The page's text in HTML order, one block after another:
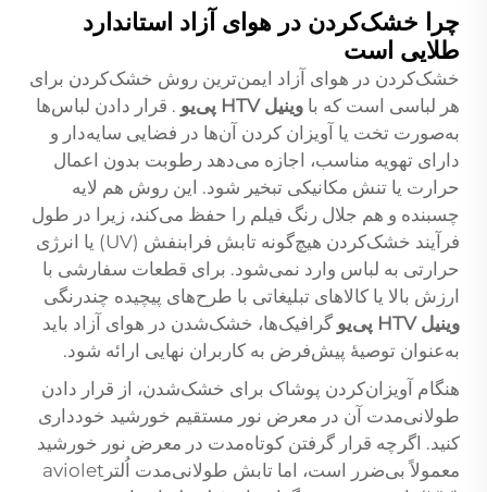
چرا خشک‌کردن در هوای آزاد استاندارد
طلایی است
خشک‌کردن در هوای آزاد ایمن‌ترین روش خشک‌کردن برای
هر لباسی است که با وینیل HTV پی‌یو
. قرار دادن لباس‌ها
به‌صورت تخت یا آویزان کردن آن‌ها در فضایی سایه‌دار و
دارای تهویه مناسب، اجازه می‌دهد رطوبت بدون اعمال
حرارت یا تنش مکانیکی تبخیر شود. این روش هم لایه
چسبنده و هم جلال رنگ فیلم را حفظ می‌کند، زیرا در طول
فرآیند خشک‌کردن هیچ‌گونه تابش فرابنفش (UV) یا انرژی
حرارتی به لباس وارد نمی‌شود. برای قطعات سفارشی با
ارزش بالا یا کالاهای تبلیغاتی با طرح‌های پیچیده چندرنگی
وینیل HTV پی‌یو
گرافیک‌ها، خشک‌شدن در هوای آزاد باید
به‌عنوان توصیهٔ پیش‌فرض به کاربران نهایی ارائه شود.
هنگام آویزان‌کردن پوشاک برای خشک‌شدن، از قرار دادن
طولانی‌مدت آن در معرض نور مستقیم خورشید خودداری
کنید. اگرچه قرار گرفتن کوتاه‌مدت در معرض نور خورشید
معمولاً بی‌ضرر است، اما تابش طولانی‌مدت اُلترaviolet